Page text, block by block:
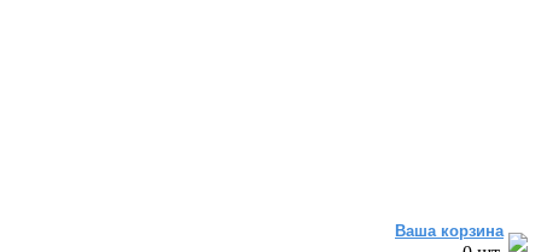
Ваша корзина